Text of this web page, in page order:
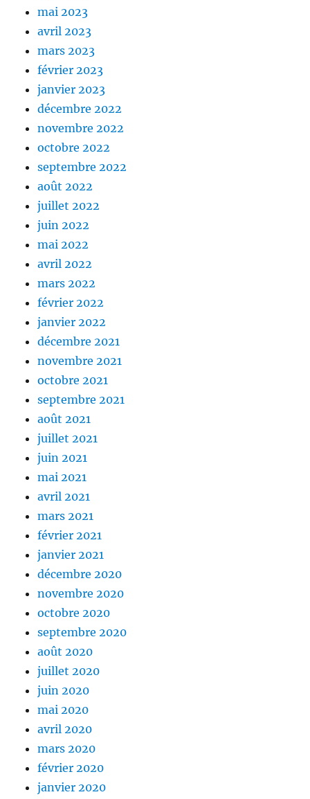
mai 2023
avril 2023
mars 2023
février 2023
janvier 2023
décembre 2022
novembre 2022
octobre 2022
septembre 2022
août 2022
juillet 2022
juin 2022
mai 2022
avril 2022
mars 2022
février 2022
janvier 2022
décembre 2021
novembre 2021
octobre 2021
septembre 2021
août 2021
juillet 2021
juin 2021
mai 2021
avril 2021
mars 2021
février 2021
janvier 2021
décembre 2020
novembre 2020
octobre 2020
septembre 2020
août 2020
juillet 2020
juin 2020
mai 2020
avril 2020
mars 2020
février 2020
janvier 2020